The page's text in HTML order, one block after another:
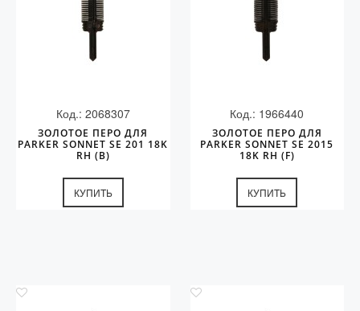
Код.: 2068307
ЗОЛОТОЕ ПЕРО ДЛЯ
PARKER SONNET SE 201 18K
RH (B)
КУПИТЬ
Код.: 1966440
ЗОЛОТОЕ ПЕРО ДЛЯ
PARKER SONNET SE 2015
18K RH (F)
КУПИТЬ